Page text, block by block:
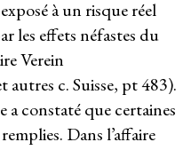
à un risque réel
les effets néfastes du
Verein
autres c. Suisse, pt 483).
a constaté que certaines
Dans l’affaire